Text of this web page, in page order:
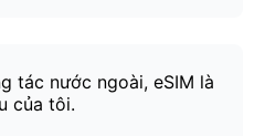
tác nước ngoài, eSIM là
của tôi.